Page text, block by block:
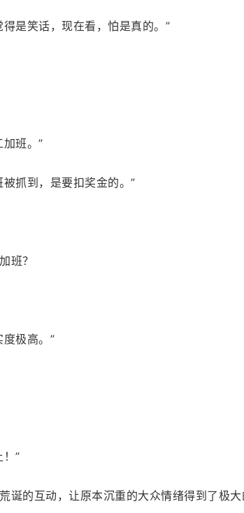
是笑话，现在看，怕是真的。”
班。”
抓到，是要扣奖金的。”
班？
极高。”
”
诞的互动，让原本沉重的大众情绪得到了极